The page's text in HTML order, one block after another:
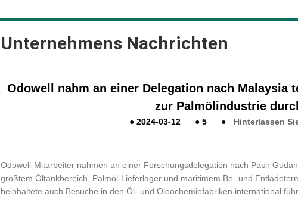
Unternehmens Nachrichten
Odowell nahm an einer Delegation nach Malaysia
zur Palmölindustrie
●2024-03-12 ●5 ● Hinterlassen
Odowell-Mitarbeiter nahmen an einer Forschungsdelegation nach Pasir
größtem Öltankbereich, Palmöl-Lieferlager und maritimem Be- und
beinhaltete auch Besuche in den Öl- und Oleochemiefabriken international